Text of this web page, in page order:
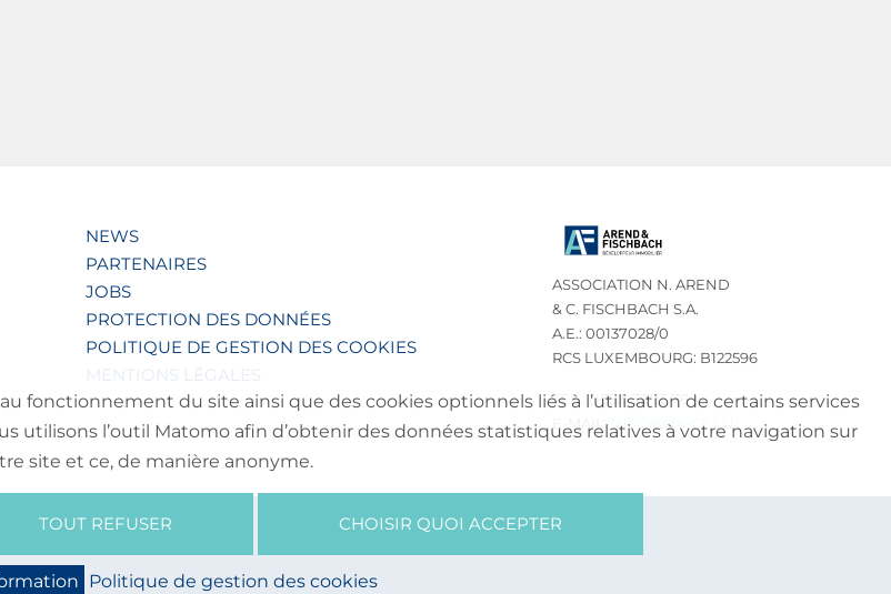
NEWS
PARTENAIRES
JOBS
PROTECTION DES DONNÉES
POLITIQUE DE GESTION DES COOKIES
MENTIONS LÉGALES
ASSOCIATION N. AREND
& C. FISCHBACH S.A.
A.E.: 00137028/0
RCS LUXEMBOURG: B122596
TEL.: (+352) 32 75 76
E-MAIL:
INFO@NA-CF.LU
fonctionnement du site ainsi que des cookies optionnels liés à l’utilisation de certains services
l’outil Matomo afin d’obtenir des données statistiques relatives à votre navigation sur
site et ce, de manière anonyme.
TOUT REFUSER CHOISIR QUOI ACCEPTER
Politique de gestion des cookies